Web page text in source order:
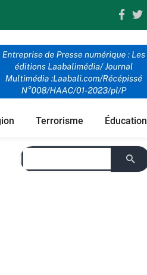
Terrorisme Éducation